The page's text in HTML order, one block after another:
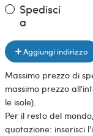
Spedisci
a
Aggiungi indirizzo
Massimo prezzo di
massimo prezzo
le isole).
Per il resto del
quotazione: inserisci